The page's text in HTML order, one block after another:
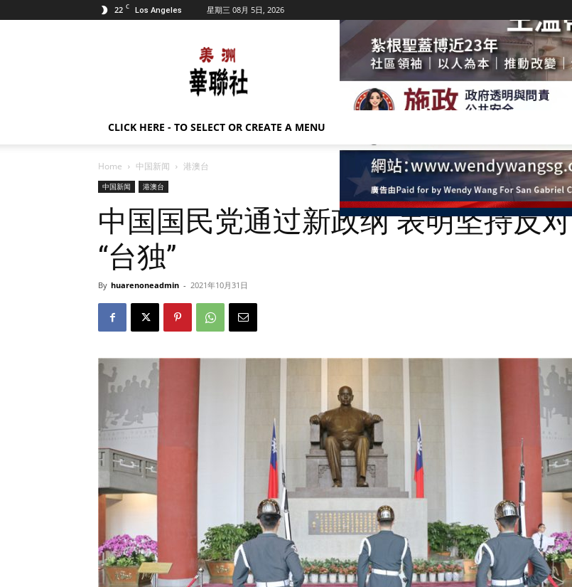
22 C Los Angeles 星期三 08月 5日, 2026
美
洲
华
联
CLICK HERE - TO SELECT OR CREATE A MENU
Home 中国新闻 港澳台
中国新闻 港澳台
中国国民党通过新政纲 表明坚持反对
“台独”
By huarenoneadmin - 2021年10月31日